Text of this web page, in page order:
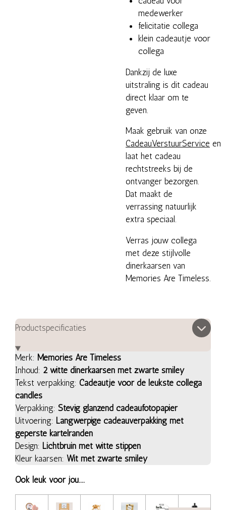
medewerker
felicitatie collega
klein cadeautje voor
collega
Dankzij de luxe
uitstraling is dit cadeau
direct klaar om te
geven.
Maak gebruik van onze
CadeauVerstuurService en
laat het cadeau
rechtstreeks bij de
ontvanger bezorgen.
Dat maakt de
verrassing natuurlijk
extra speciaal.
Verras jouw collega
met deze stijlvolle
dinerkaarsen van
Memories Are Timeless.
Productspecificaties
Merk: Memories Are Timeless
Inhoud: 2 witte dinerkaarsen met zwarte smiley
Tekst verpakking: Cadeautje voor de leukste collega
candles
Verpakking: Stevig glanzend cadeaufotopapier
Uitvoering: Langwerpige cadeauverpakking met
geperste kartelranden
Design: Lichtbruin met witte stippen
Kleur kaarsen: Wit met zwarte smiley
Ook leuk voor jou....